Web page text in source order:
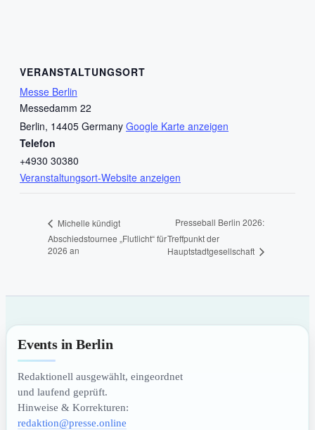
VERANSTALTUNGSORT
Messe Berlin
Messedamm 22
Berlin, 14405 Germany Google Karte anzeigen
Telefon
+4930 30380
Veranstaltungsort-Website anzeigen
Michelle kündigt
Abschiedstournee „Flutlicht“ für
2026 an
Presseball Berlin 2026:
Treffpunkt der
Hauptstadtgesellschaft
Events in Berlin
Redaktionell ausgewählt, eingeordnet
und laufend geprüft.
Hinweise & Korrekturen:
redaktion@presse.online